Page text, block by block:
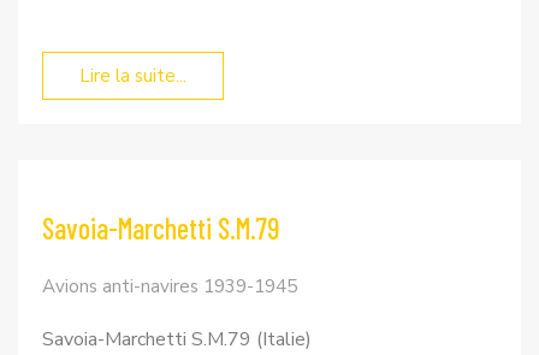
Lire la suite...
Savoia-Marchetti S.M.79
Avions anti-navires 1939-1945
Savoia-Marchetti S.M.79 (Italie)